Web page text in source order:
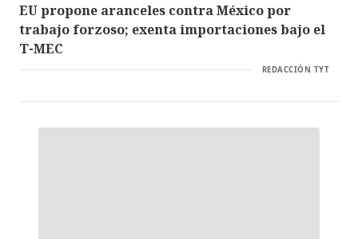
EU propone aranceles contra México por
trabajo forzoso; exenta importaciones bajo el
T-MEC
REDACCIÓN TYT